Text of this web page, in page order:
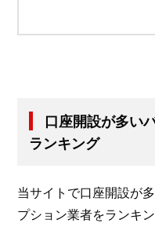
口座開設が多い
ランキング
当サイトで口座開設が
プション業者をランキ